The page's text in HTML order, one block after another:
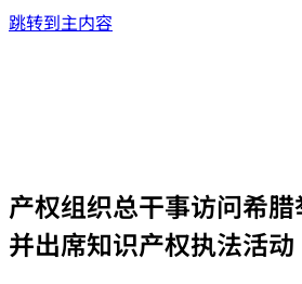
跳转到主内容
产权组织总干事访问希腊
并出席知识产权执法活动